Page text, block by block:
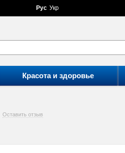
Рус Укр
Красота и здоровье
Оставить отзыв